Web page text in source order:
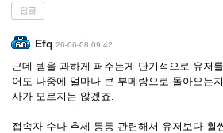
답글
Efq 26-06-08 09:42
근데 템을 과하게 퍼주는게 단기적으로 유저
어도 나중에 얼마나 큰 부메랑으로 돌아오는
사가 모르지는 않겠죠.
접속자 수나 추세 등등 관련해서 유저보다 훨